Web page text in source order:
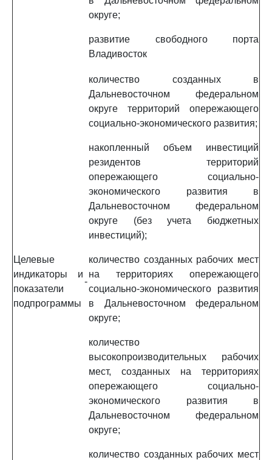
округе;
развитие свободного порта
Владивосток
Целевые
индикаторы и
показатели
подпрограммы
-
количество созданных в
Дальневосточном федеральном
округе территорий опережающего
социально-экономического развития;
накопленный объем инвестиций
резидентов территорий
опережающего социально-
экономического развития в
Дальневосточном федеральном
округе (без учета бюджетных
инвестиций);
количество созданных рабочих мест
на территориях опережающего
социально-экономического развития
в Дальневосточном федеральном
округе;
количество
высокопроизводительных рабочих
мест, созданных на территориях
опережающего социально-
экономического развития в
Дальневосточном федеральном
округе;
количество созданных рабочих мест